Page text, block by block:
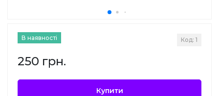
В наявності Код: 1
250 грн.
Купити